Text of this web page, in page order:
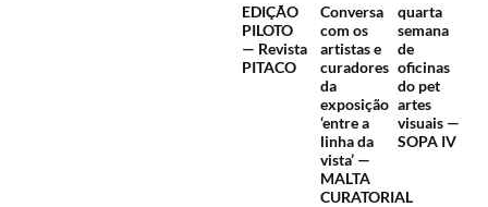
EDIÇÃO
PILOTO
— Revista
PITACO
Conversa
com os
artistas e
curadores
da
exposição
‘entre a
linha da
vista’ —
MALTA
CURATORIAL
quarta
semana
de
oficinas
do pet
artes
visuais —
SOPA IV